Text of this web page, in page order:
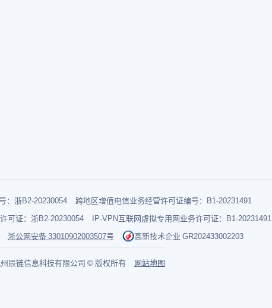
：浙B2-20230054
跨地区增值电信业务经营许可证编号：B1-20231491
可证：浙B2-20230054
IP-VPN互联网虚拟专用网业务许可证：B1-20231491
浙公网安备 33010902003507号 高新技术企业 GR202433002203
辰链信息科技有限公司 © 版权所有 网站地图